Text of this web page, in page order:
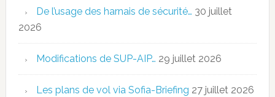
De l’usage des harnais de sécurité… 30 juillet
2026
Modifications de SUP-AIP… 29 juillet 2026
Les plans de vol via Sofia-Briefing 27 juillet 2026